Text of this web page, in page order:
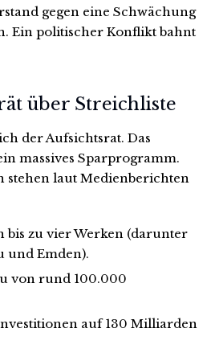
gegen eine Schwächung
Ein politischer Konflikt bahnt
über Streichliste
der Aufsichtsrat. Das
massives Sparprogramm.
stehen laut Medienberichten
bis zu vier Werken (darunter
und Emden).
von rund 100.000
auf 130 Milliarden